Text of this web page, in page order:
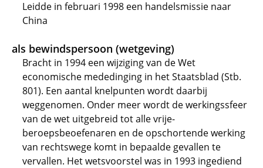
Leidde in februari 1998 een handelsmissie naar
China
als bewindspersoon (wetgeving)
Bracht in 1994 een wijziging van de Wet
economische mededinging in het Staatsblad (Stb.
801). Een aantal knelpunten wordt daarbij
weggenomen. Onder meer wordt de werkingssfeer
van de wet uitgebreid tot alle vrije-
beroepsbeoefenaren en de opschortende werking
van rechtswege komt in bepaalde gevallen te
vervallen. Het wetsvoorstel was in 1993 ingediend